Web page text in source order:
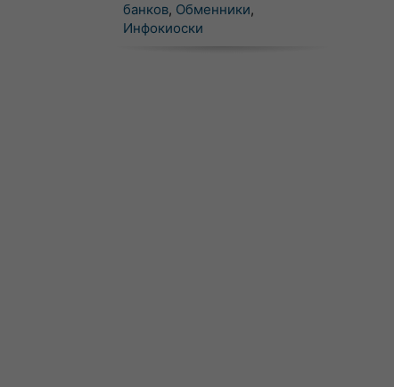
банков, Обменники,
Инфокиоски